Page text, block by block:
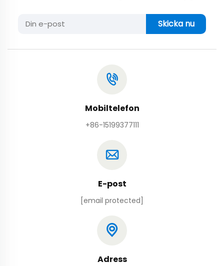
Skicka nu
Mobiltelefon
+86-15199377111
E-post
[email protected]
Adress